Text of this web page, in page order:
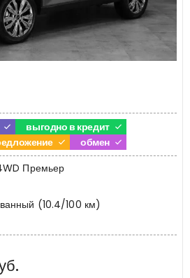
выгодно в кредит
обмен
Премьер
(10.4/100 км)